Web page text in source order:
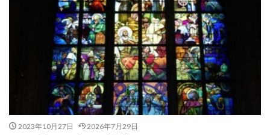
2023年10月27日 2026年7月29日